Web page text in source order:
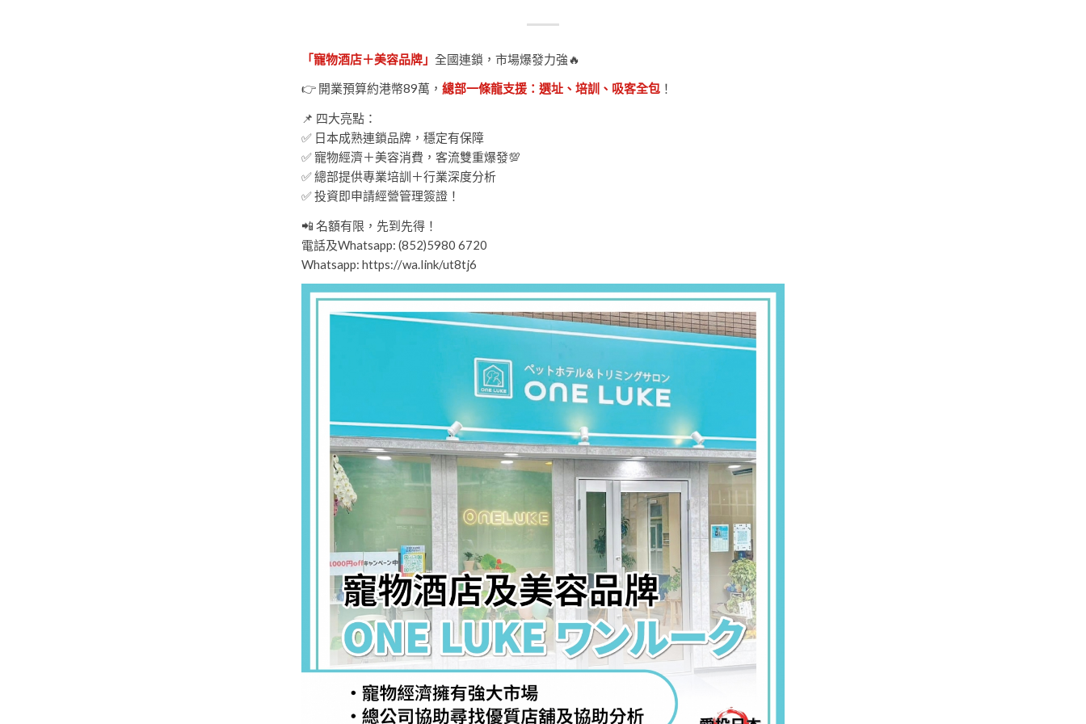
「寵物酒店＋美容品牌」 全國連鎖，市場爆發力強🔥
👉 開業預算約港幣89萬， 總部一條龍支援：選址、培訓、吸客全包 ！
📌 四大亮點：
✅ 日本成熟連鎖品牌，穩定有保障
✅ 寵物經濟＋美容消費，客流雙重爆發💯
✅ 總部提供專業培訓＋行業深度分析
✅ 投資即申請經營管理簽證！
📲 名額有限，先到先得！
電話及Whatsapp: (852)5980 6720
Whatsapp: https://wa.link/ut8tj6